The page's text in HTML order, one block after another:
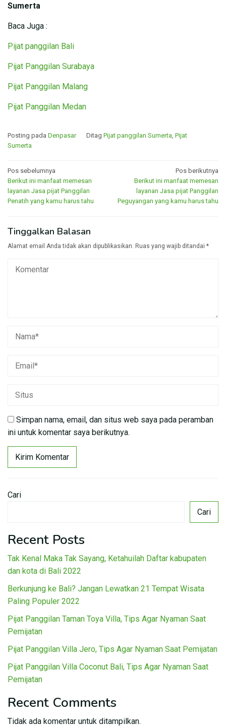
Sumerta
Baca Juga :
Pijat panggilan Bali
Pijat Panggilan Surabaya
Pijat Panggilan Malang
Pijat Panggilan Medan
Posting pada Denpasar Ditag Pijat panggilan Sumerta Pijat
Sumerta
Navigasi
pos
Pos sebelumnya
Berikut ini manfaat memesan
layanan Jasa pijat Panggilan
Penatih yang kamu harus tahu
Pos berikutnya
Berikut ini manfaat memesan
layanan Jasa pijat Panggilan
Peguyangan yang kamu harus tahu
Tinggalkan Balasan
Alamat email Anda tidak akan dipublikasikan. Ruas yang wajib ditandai *
Simpan nama, email, dan situs web saya pada peramban
ini untuk komentar saya berikutnya.
Cari
Cari
Recent Posts
Tak Kenal Maka Tak Sayang, Ketahuilah Daftar kabupaten
dan kota di Bali 2022
Berkunjung ke Bali? Jangan Lewatkan 21 Tempat Wisata
Paling Populer 2022
Pijat Panggilan Taman Toya Villa, Tips Agar Nyaman Saat
Pemijatan
Pijat Panggilan Villa Jero, Tips Agar Nyaman Saat Pemijatan
Pijat Panggilan Villa Coconut Bali, Tips Agar Nyaman Saat
Pemijatan
Recent Comments
Tidak ada komentar untuk ditampilkan.